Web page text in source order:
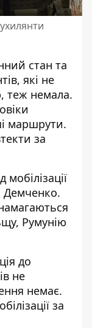
стан та
які не
теж немала.
маршрути.
за
Демченко.
Румунію
до
не
немає.
за